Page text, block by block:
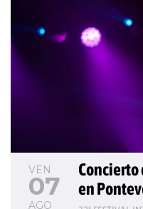
VEN
07
AGO
Concierto
en